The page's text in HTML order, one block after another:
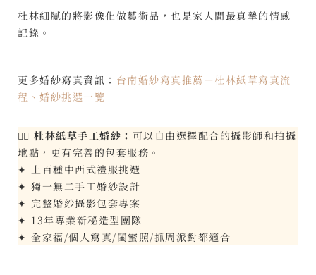
杜林細膩的將影像化做藝術品，也是家人間最真摯的情感
記錄。
更多婚紗寫真資訊： 台南婚紗寫真推薦－杜林紙草寫真流
程、婚紗挑選一覽
👰‍♀️ 杜林紙草手工婚紗： 可以自由選擇配合的攝影師和拍攝
地點，更有完善的包套服務。
✦ 上百種中西式禮服挑選
✦ 獨一無二手工婚紗設計
✦ 完整婚紗攝影包套專案
✦ 13年專業新秘造型團隊
✦ 全家福/個人寫真/閨蜜照/抓周派對都適合